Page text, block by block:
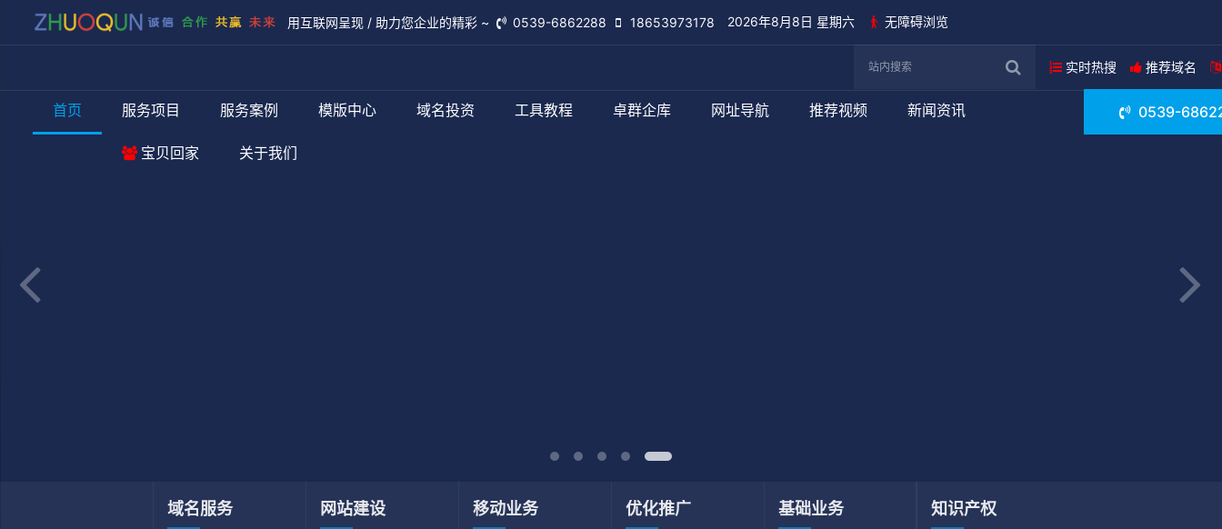
用互联网呈现 / 助力您企业的精彩 ~ 0539-6862288 18653973178 2026年8月8日 星期六 无障碍浏览
实时热搜 推荐域名
首页 服务项目 服务案例 模版中心 域名投资 工具教程 卓群企库 网址导航 推荐视频 新闻资讯
宝贝回家 关于我们
0539-
域名服务 网站建设 移动业务 优化推广 基础业务 知识产权